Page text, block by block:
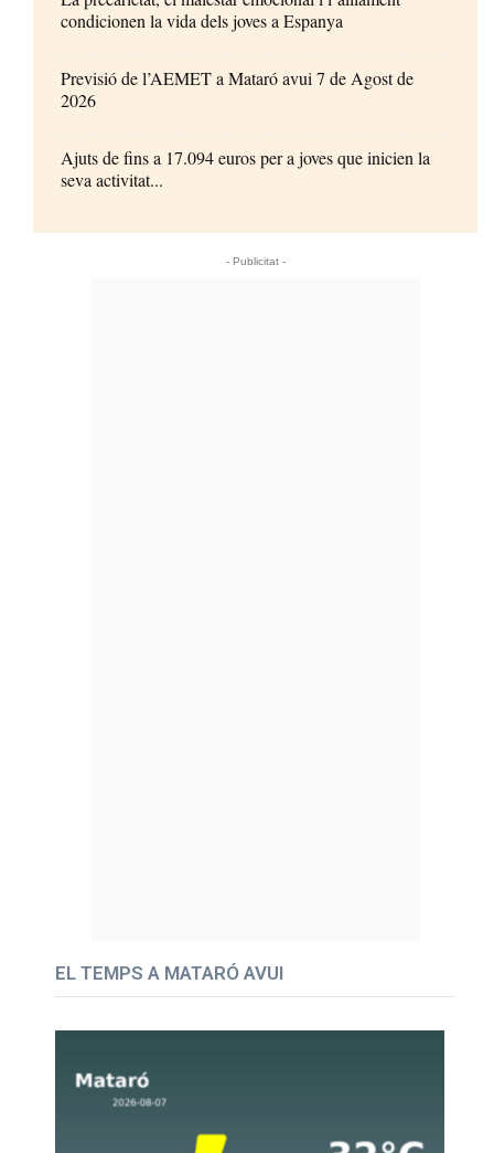
condicionen la vida dels joves a Espanya
Previsió de l’AEMET a Mataró avui 7 de Agost de
2026
Ajuts de fins a 17.094 euros per a joves que inicien la
seva activitat...
- Publicitat -
EL TEMPS A MATARÓ AVUI